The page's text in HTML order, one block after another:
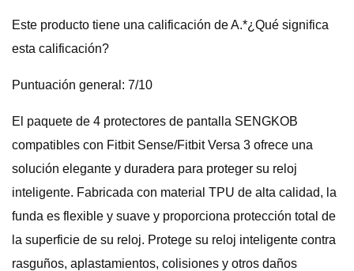
Este producto tiene una calificación de A.*¿Qué significa
esta calificación?
Puntuación general: 7/10
El paquete de 4 protectores de pantalla SENGKOB
compatibles con Fitbit Sense/Fitbit Versa 3 ofrece una
solución elegante y duradera para proteger su reloj
inteligente. Fabricada con material TPU de alta calidad, la
funda es flexible y suave y proporciona protección total de
la superficie de su reloj. Protege su reloj inteligente contra
rasguños, aplastamientos, colisiones y otros daños